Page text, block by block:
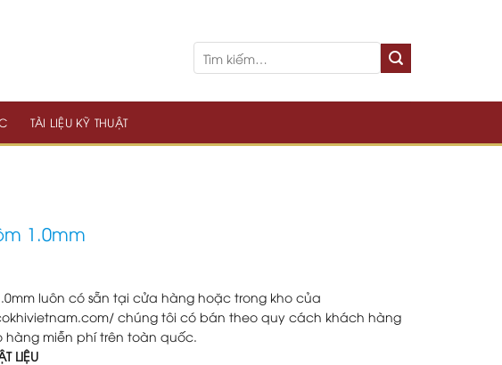
TÀI LIỆU KỸ THUẬT
1.0mm
luôn có sẵn tại cửa hàng hoặc trong kho của
chúng tôi có bán theo quy cách khách hàng
hàng miễn phí trên toàn quốc.
LIỆU